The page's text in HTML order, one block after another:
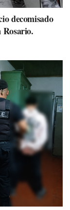
decomisado
Rosario.